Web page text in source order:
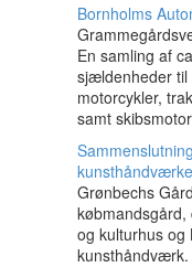
Bornholms
En samling af
sjældenheder til
motorcykler,
samt
Grønbechs
købmandsgård,
og kulturhus og
kunsthåndværk.